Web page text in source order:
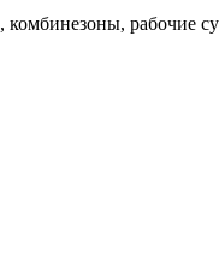
рабочие